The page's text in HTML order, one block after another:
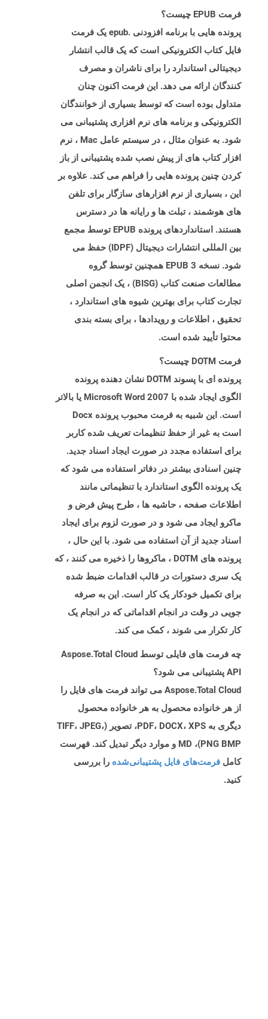
فرمت EPUB چیست؟
پرونده هایی با برنامه افزودنی .epub یک فرمت
فایل کتاب الکترونیکی است که یک قالب انتشار
دیجیتالی استاندارد را برای ناشران و مصرف
کنندگان ارائه می دهد. این فرمت اکنون چنان
متداول بوده است که توسط بسیاری از خوانندگان
الکترونیکی و برنامه های نرم افزاری پشتیبانی می
شود. به عنوان مثال ، در سیستم عامل Mac ، نرم
افزار کتاب های از پیش نصب شده پشتیبانی از باز
کردن چنین پرونده هایی را فراهم می کند. علاوه بر
این ، بسیاری از نرم افزارهای سازگار برای تلفن
های هوشمند ، تبلت ها و رایانه ها در دسترس
هستند. استانداردهای پرونده EPUB توسط مجمع
بین المللی انتشارات دیجیتال (IDPF) حفظ می
شود. نسخه EPUB 3 همچنین توسط گروه
مطالعات صنعت کتاب (BISG) ، یک انجمن اصلی
تجارت کتاب برای بهترین شیوه های استاندارد ،
تحقیق ، اطلاعات و رویدادها ، برای بسته بندی
محتوا تأیید شده است.
فرمت DOTM چیست؟
پرونده ای با پسوند DOTM نشان دهنده پرونده
الگوی ایجاد شده با Microsoft Word 2007 یا بالاتر
است. این شبیه به فرمت محبوب پرونده Docx
است به غیر از حفظ تنظیمات تعریف شده کاربر
برای استفاده مجدد در صورت ایجاد اسناد جدید.
چنین اسنادی بیشتر در دفاتر استفاده می شود که
یک پرونده الگوی استاندارد با تنظیماتی مانند
اطلاعات صفحه ، حاشیه ها ، طرح پیش فرض و
ماکرو ایجاد می شود و در صورت لزوم برای ایجاد
اسناد جدید از آن استفاده می شود. با این حال ،
پرونده های DOTM ، ماکروها را ذخیره می کنند ، که
یک سری دستورات در قالب اقدامات ضبط شده
برای تکمیل خودکار یک کار است. این به صرفه
جویی در وقت در انجام اقداماتی که در انجام یک
کار تکرار می شوند ، کمک می کند.
چه فرمت های فایلی توسط Aspose.Total Cloud
API پشتیبانی می شود؟
Aspose.Total Cloud می تواند فرمت های فایل را
از هر خانواده محصول به هر خانواده محصول
دیگری به PDF، DOCX، XPS، تصویر (TIFF، JPEG،
PNG BMP)، MD و موارد دیگر تبدیل کند. فهرست
کامل فرمت‌های فایل پشتیبانی‌شده را بررسی
کنید.